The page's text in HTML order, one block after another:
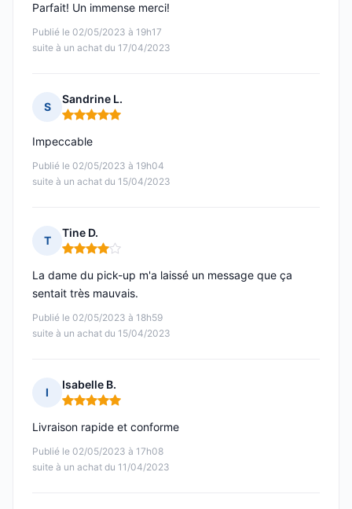
Publié le 02/05/2023 à 19h17
suite à un achat du 17/04/2023
Parfait! Un immense merci!
S
Sandrine L.
Note : 5 sur 5
Publié le 02/05/2023 à 19h04
suite à un achat du 15/04/2023
Impeccable
T
Tine D.
Note : 4 sur 5
Publié le 02/05/2023 à 18h59
suite à un achat du 15/04/2023
La dame du pick-up m'a laissé un message que ça
sentait très mauvais.
I
Isabelle B.
Note : 5 sur 5
Publié le 02/05/2023 à 17h08
suite à un achat du 11/04/2023
Livraison rapide et conforme